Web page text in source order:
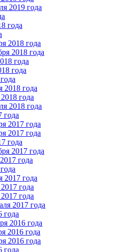
2019 года
года
2018 года
2018 года
года
года
года
года
2018 года
года
2017 года
2017 года
года
2017 года
года
года
года
года
2017 года
года
2016 года
2016 года
2016 года
года